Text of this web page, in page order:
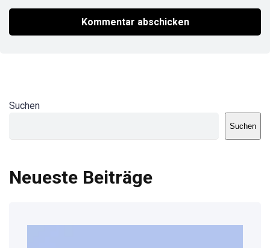
Suchen
Suchen
Neueste Beiträge